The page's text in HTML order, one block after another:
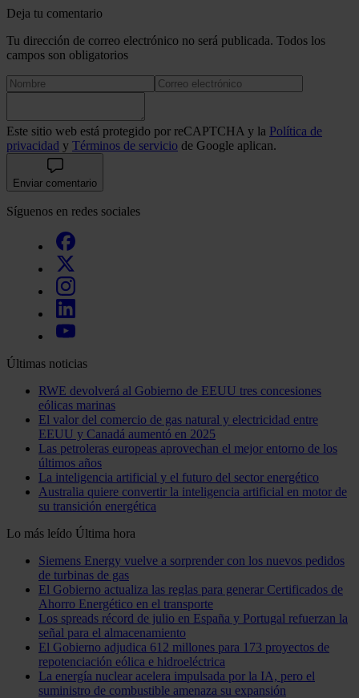
Deja tu comentario
Tu dirección de correo electrónico no será publicada. Todos los
campos son obligatorios
Este sitio web está protegido por reCAPTCHA y la Política de
privacidad y Términos de servicio de Google aplican.
Enviar comentario
Síguenos en redes sociales
Últimas noticias
RWE devolverá al Gobierno de EEUU tres concesiones
eólicas marinas
El valor del comercio de gas natural y electricidad entre
EEUU y Canadá aumentó en 2025
Las petroleras europeas aprovechan el mejor entorno de los
últimos años
La inteligencia artificial y el futuro del sector energético
Australia quiere convertir la inteligencia artificial en motor de
su transición energética
Lo más leído Última hora
Siemens Energy vuelve a sorprender con los nuevos pedidos
de turbinas de gas
El Gobierno actualiza las reglas para generar Certificados de
Ahorro Energético en el transporte
Los spreads récord de julio en España y Portugal refuerzan la
señal para el almacenamiento
El Gobierno adjudica 612 millones para 173 proyectos de
repotenciación eólica e hidroeléctrica
La energía nuclear acelera impulsada por la IA, pero el
suministro de combustible amenaza su expansión